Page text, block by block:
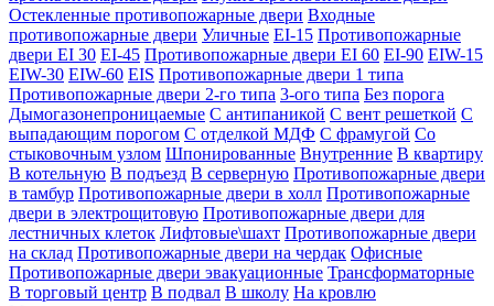
Остекленные противопожарные двери Входные
противопожарные двери Уличные EI-15 Противопожарные
двери EI 30 EI-45 Противопожарные двери EI 60 EI-90 EIW-15
EIW-30 EIW-60 EIS Противопожарные двери 1 типа
Противопожарные двери 2-го типа 3-ого типа Без порога
Дымогазонепроницаемые С антипаникой С вент решеткой С
выпадающим порогом С отделкой МДФ С фрамугой Со
стыковочным узлом Шпонированные Внутренние В квартиру
В котельную В подъезд В серверную Противопожарные двери
в тамбур Противопожарные двери в холл Противопожарные
двери в электрощитовую Противопожарные двери для
лестничных клеток Лифтовые\шахт Противопожарные двери
на склад Противопожарные двери на чердак Офисные
Противопожарные двери эвакуационные Трансформаторные
В торговый центр В подвал В школу На кровлю